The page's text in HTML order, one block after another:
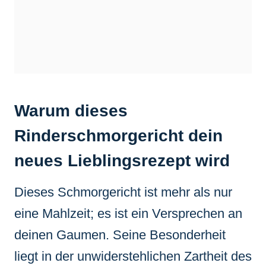
Warum dieses
Rinderschmorgericht dein
neues Lieblingsrezept wird
Dieses Schmorgericht ist mehr als nur
eine Mahlzeit; es ist ein Versprechen an
deinen Gaumen. Seine Besonderheit
liegt in der unwiderstehlichen Zartheit des